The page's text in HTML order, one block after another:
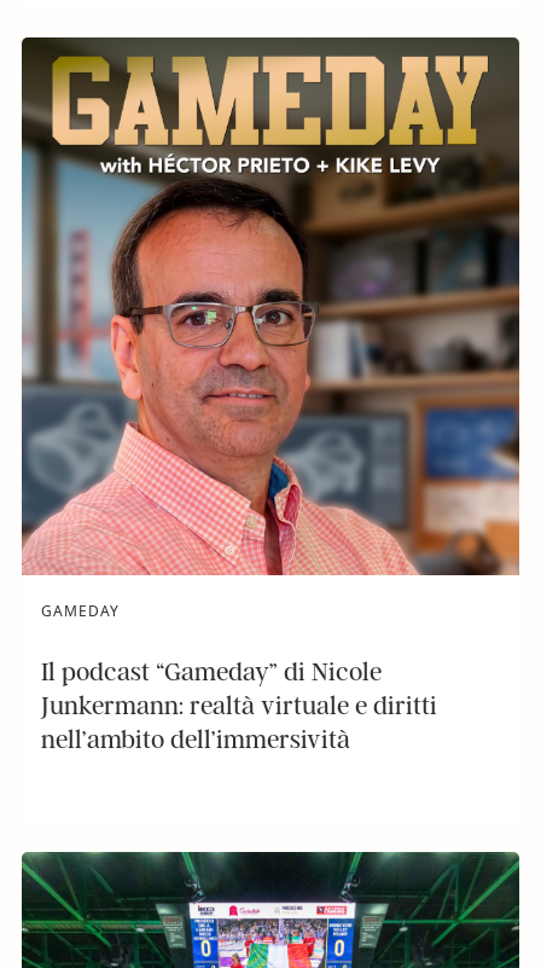
GAMEDAY
Il podcast “Gameday” di Nicole
Junkermann: realtà virtuale e diritti
nell’ambito dell’immersività